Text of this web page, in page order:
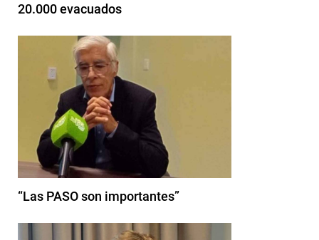
20.000 evacuados
“Las PASO son importantes”